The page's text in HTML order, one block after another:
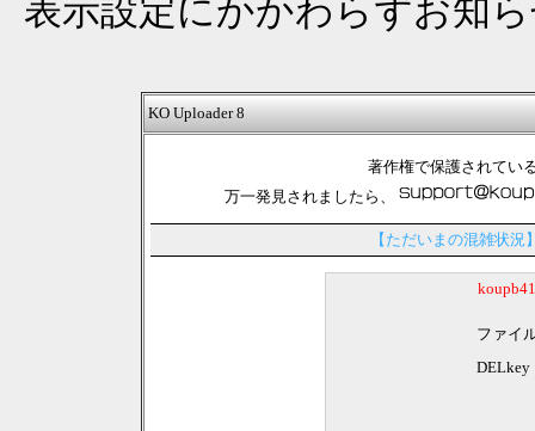
表示設定にかかわらずお知
KO Uploader 8
著作権で保護されてい
万一発見されましたら、
【ただいまの混雑状況
ファイ
DELkey